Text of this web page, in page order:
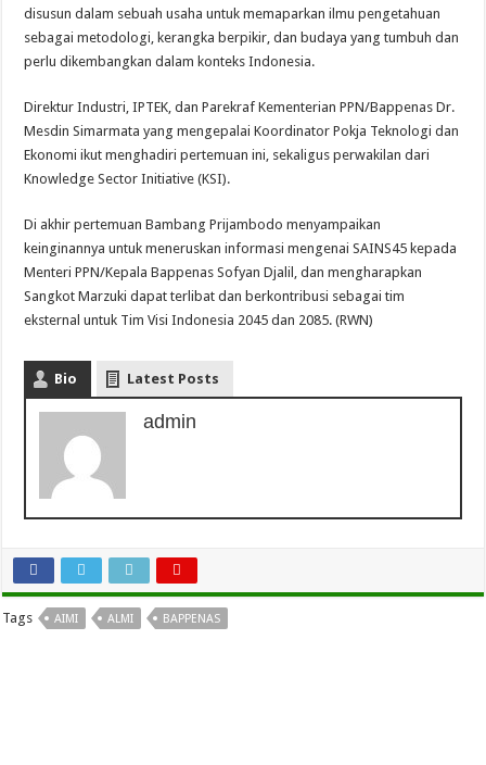
disusun dalam sebuah usaha untuk memaparkan ilmu pengetahuan
sebagai metodologi, kerangka berpikir, dan budaya yang tumbuh dan
perlu dikembangkan dalam konteks Indonesia.
Direktur Industri, IPTEK, dan Parekraf Kementerian PPN/Bappenas Dr.
Mesdin Simarmata yang mengepalai Koordinator Pokja Teknologi dan
Ekonomi ikut menghadiri pertemuan ini, sekaligus perwakilan dari
Knowledge Sector Initiative (KSI).
Di akhir pertemuan Bambang Prijambodo menyampaikan
keinginannya untuk meneruskan informasi mengenai SAINS45 kepada
Menteri PPN/Kepala Bappenas Sofyan Djalil, dan mengharapkan
Sangkot Marzuki dapat terlibat dan berkontribusi sebagai tim
eksternal untuk Tim Visi Indonesia 2045 dan 2085. (RWN)
Bio Latest Posts
admin
Tags AIMI ALMI BAPPENAS